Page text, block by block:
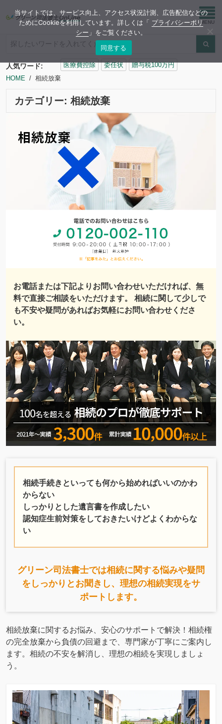
検
人気ワード: 医療費控除 委任状
贈与税100万円
HOME
相続放棄
カテゴリー: 相続放棄
お電話または下記よりお問い合わせいただければ、無
料で直接ご相談をいただけます。 相続に関して少しで
も不安や疑問があればお気軽にお問い合わせくださ
い。
相続手続きといっても何から始めればいいのかわ
からない
しっかりとした遺言書を作成したい
認知症生前対策をしておきたいけどよくわからな
い
グリーン司法書士では相続に関する悩みや疑問
をしっかりとお聞きし、理想の相続実現をサ
ポートします。
相続放棄に関するお悩み、安心のサポートで解決！相続権
の完全放棄から負債の回避まで、専門家が丁寧にご案内し
ます。相続の不安を解消し、理想の相続を実現しましょ
う。
当サイトでは、サービス向上、アクセス状況計測、広告配信などの
ためにCookieを利用しています。詳しくは「 プライバシーポリ
シー 」をご覧ください。
同意する